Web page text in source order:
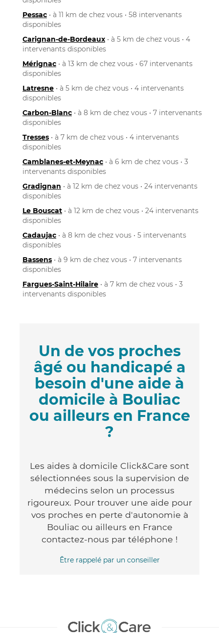
Pessac • à 11 km de chez vous • 58 intervenants
disponibles
Carignan-de-Bordeaux • à 5 km de chez vous • 4
intervenants disponibles
Mérignac • à 13 km de chez vous • 67 intervenants
disponibles
Latresne • à 5 km de chez vous • 4 intervenants
disponibles
Carbon-Blanc • à 8 km de chez vous • 7 intervenants
disponibles
Tresses • à 7 km de chez vous • 4 intervenants
disponibles
Camblanes-et-Meynac • à 6 km de chez vous • 3
intervenants disponibles
Gradignan • à 12 km de chez vous • 24 intervenants
disponibles
Le Bouscat • à 12 km de chez vous • 24 intervenants
disponibles
Cadaujac • à 8 km de chez vous • 5 intervenants
disponibles
Bassens • à 9 km de chez vous • 7 intervenants
disponibles
Fargues-Saint-Hilaire • à 7 km de chez vous • 3
intervenants disponibles
Un de vos proches
âgé ou handicapé a
besoin d'une aide à
domicile à Bouliac
ou ailleurs en France
?
Les aides à domicile Click&Care sont
sélectionnées sous la supervision de
médecins selon un processus
rigoureux. Pour trouver une aide pour
vos proches en perte d'autonomie à
Bouliac ou ailleurs en France
contactez-nous par téléphone !
Être rappelé par un conseiller